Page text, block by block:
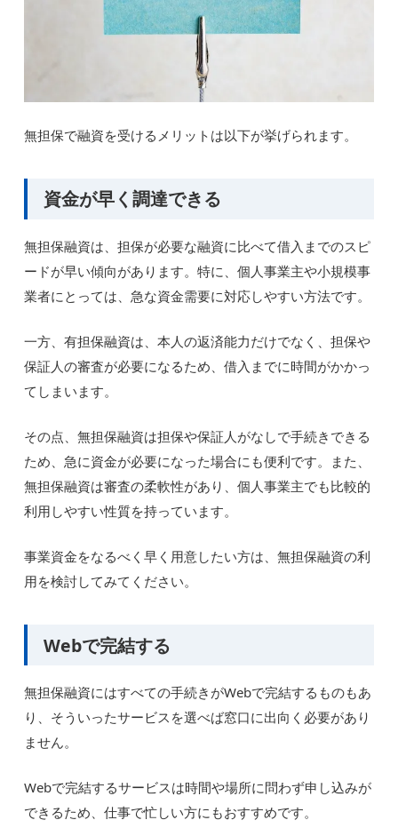
無担保で融資を受けるメリットは以下が挙げられます。
資金が早く調達できる
無担保融資は、担保が必要な融資に比べて借入までのスピ
ードが早い傾向があります。特に、個人事業主や小規模事
業者にとっては、急な資金需要に対応しやすい方法です。
一方、有担保融資は、本人の返済能力だけでなく、担保や
保証人の審査が必要になるため、借入までに時間がかかっ
てしまいます。
その点、無担保融資は担保や保証人がなしで手続きできる
ため、急に資金が必要になった場合にも便利です。また、
無担保融資は審査の柔軟性があり、個人事業主でも比較的
利用しやすい性質を持っています。
事業資金をなるべく早く用意したい方は、無担保融資の利
用を検討してみてください。
Webで完結する
無担保融資にはすべての手続きがWebで完結するものもあ
り、そういったサービスを選べば窓口に出向く必要があり
ません。
Webで完結するサービスは時間や場所に問わず申し込みが
できるため、仕事で忙しい方にもおすすめです。